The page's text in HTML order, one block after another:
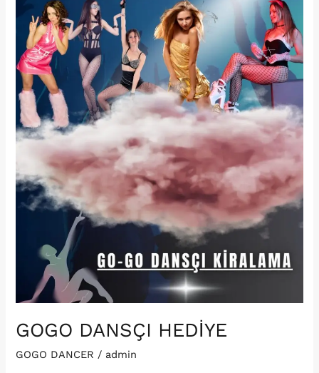
GOGO DANSÇI HEDİYE
GOGO DANCER / admin